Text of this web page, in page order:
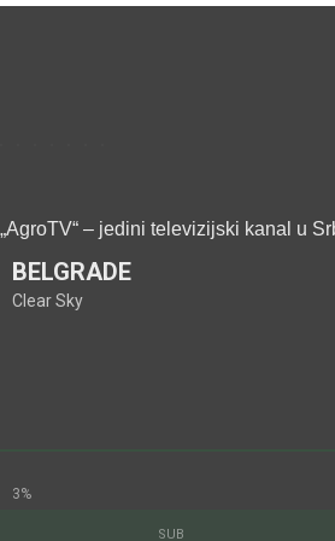
„AgroTV“ – jedini televizijski kanal u
BELGRADE
Clear Sky
3%
SUB